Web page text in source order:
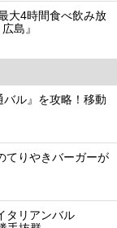
大4時間食べ飲み放
島』
バル』を攻略！移動
てりやきバーガーが
タリアンバル